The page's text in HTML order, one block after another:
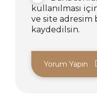
kullanılması
ve site adresim
kaydedilsin.
Yorum Yapın